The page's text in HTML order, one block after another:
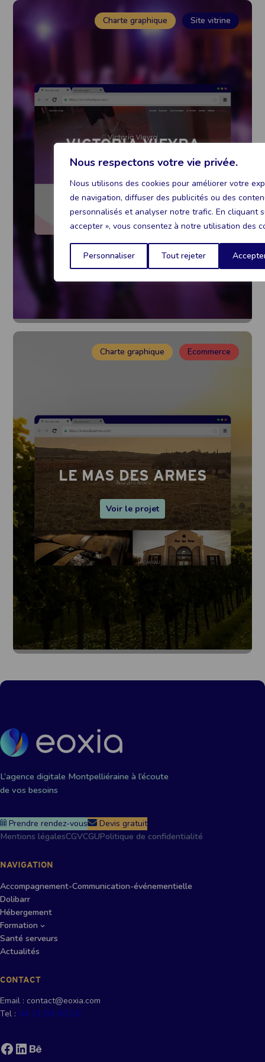
Nous respectons votre vie privée.
Nous utilisons des cookies pour améliorer votre
de navigation, diffuser des publicités ou des
personnalisés et analyser notre trafic. En cliquant
accepter », vous consentez à notre utilisation des
Personnaliser Tout rejeter
Charte graphique Site vitrine
VICTORIA VIEYRA
Charte graphique Ecommerce
LE MAS DES ARMES
Voir le projet
L’agence digitale Montpelliéraine à l’écoute
de vos besoins
Prendre rendez-vous
Devis gratuit
Mentions légalesCGVCGUPolitique de confidentialité
NAVIGATION
Accompagnement-Communication-événementielle
Dolibarr
Hébergement
Formation
Santé serveurs
Actualités
CONTACT
Email : contact@eoxia.com
Tel : 04 11 93 00 20
Facebook LinkedIn Behance